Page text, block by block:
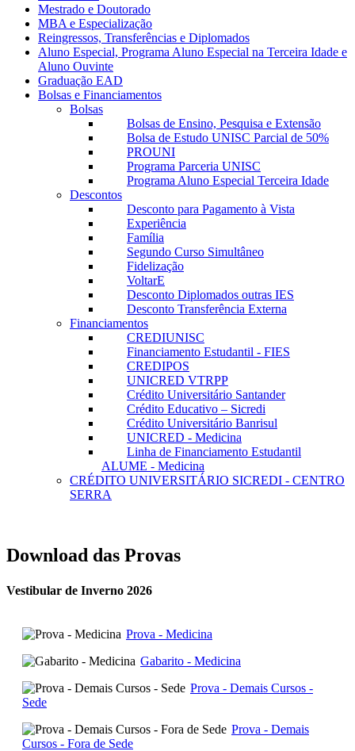
Mestrado e Doutorado
MBA e Especialização
Reingressos, Transferências e Diplomados
Aluno Especial, Programa Aluno Especial na Terceira Idade e
Aluno Ouvinte
Graduação EAD
Bolsas e Financiamentos
Bolsas
Bolsas de Ensino, Pesquisa e Extensão
Bolsa de Estudo UNISC Parcial de 50%
PROUNI
Programa Parceria UNISC
Programa Aluno Especial Terceira Idade
Descontos
Desconto para Pagamento à Vista
Experiência
Família
Segundo Curso Simultâneo
Fidelização
VoltarE
Desconto Diplomados outras IES
Desconto Transferência Externa
Financiamentos
CREDIUNISC
Financiamento Estudantil - FIES
CREDIPOS
UNICRED VTRPP
Crédito Universitário Santander
Crédito Educativo – Sicredi
Crédito Universitário Banrisul
UNICRED - Medicina
Linha de Financiamento Estudantil
ALUME - Medicina
CRÉDITO UNIVERSITÁRIO SICREDI - CENTRO
SERRA
Download das Provas
Vestibular de Inverno 2026
Prova - Medicina
Gabarito - Medicina
Prova - Demais Cursos -
Sede
Prova - Demais
Cursos - Fora de Sede